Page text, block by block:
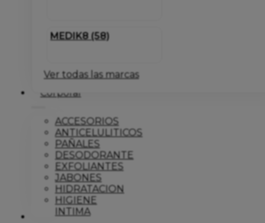
MEDIK8 (58)
Ver todas las marcas
Corporal
ACCESORIOS
ANTICELULITICOS
PAÑALES
DESODORANTE
EXFOLIANTES
JABONES
HIDRATACION
HIGIENE
INTIMA
Dermo